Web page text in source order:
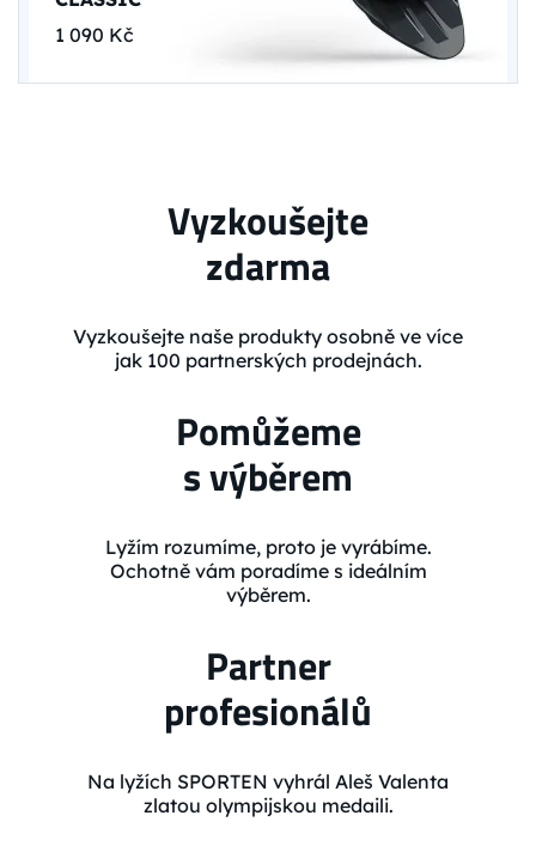
1 090 Kč
Vyzkoušejte
zdarma
Vyzkoušejte naše produkty osobně ve více
jak 100 partnerských prodejnách.
Pomůžeme
s výběrem
Lyžím rozumíme, proto je vyrábíme.
Ochotně vám poradíme s ideálním
výběrem.
Partner
profesionálů
Na lyžích SPORTEN vyhrál Aleš Valenta
zlatou olympijskou medaili.